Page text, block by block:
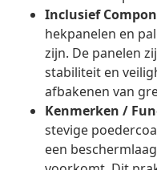
Inclusief
hekpanelen en
zijn. De panelen
stabiliteit en
afbakenen van
Kenmerken /
stevige
een